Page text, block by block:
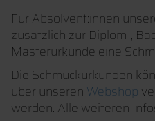
Für Absolvent:innen
zusätzlich zur Diplom-,
Masterurkunde eine
Die Schmuckurkunden
über unseren Webshop
werden. Alle weiteren